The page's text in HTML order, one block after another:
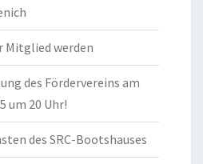
Mitglied werden
des Fördervereins am
um 20 Uhr!
des SRC-Bootshauses